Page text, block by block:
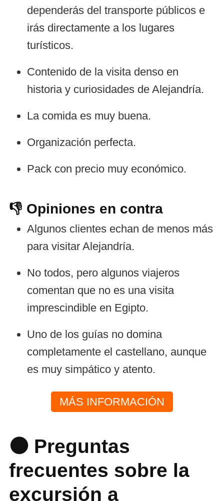
dependerás del transporte públicos e
irás directamente a los lugares
turísticos.
Contenido de la visita denso en
historia y curiosidades de Alejandría.
La comida es muy buena.
Organización perfecta.
Pack con precio muy económico.
👎 Opiniones en contra
Algunos clientes echan de menos más
para visitar Alejandría.
No todos, pero algunos viajeros
comentan que no es una visita
imprescindible en Egipto.
Uno de los guías no domina
completamente el castellano, aunque
es muy simpático y atento.
MÁS INFORMACIÓN
🟠 Preguntas
frecuentes sobre la
excursión a